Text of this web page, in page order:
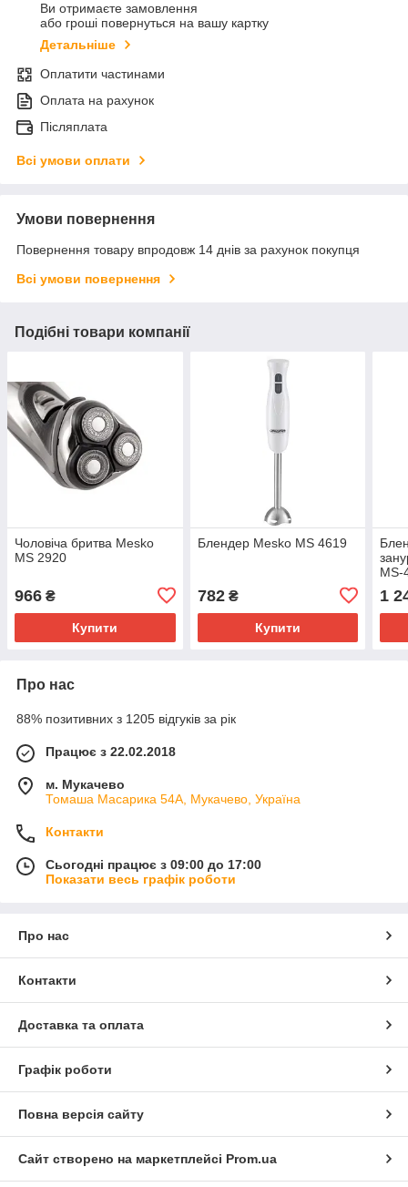
Ви отримаєте замовлення
або гроші повернуться на вашу картку
Детальніше
Оплатити частинами
Оплата на рахунок
Післяплата
Всі умови оплати
Умови повернення
Повернення товару впродовж 14 днів за рахунок покупця
Всі умови повернення
Подібні товари компанії
Чоловіча бритва Mesko
MS 2920
966 ₴
Купити
Блендер Mesko MS 4619
782₴
Купити
MS-
1
Про нас
88% позитивних з 1205 відгуків за рік
Працює з 22.02.2018
м. Мукачево
Томаша Масарика 54А, Мукачево, Україна
Контакти
Сьогодні працює з 09:00 до 17:00
Показати весь графік роботи
Про нас
Контакти
Доставка та оплата
Графік роботи
Повна версія сайту
Сайт створено на маркетплейсі Prom.ua